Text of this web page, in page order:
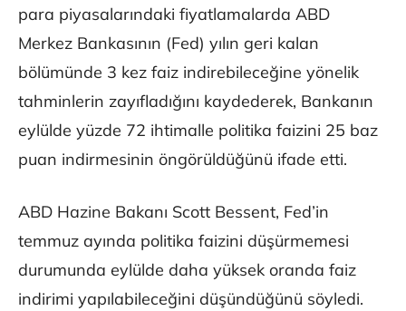
para piyasalarındaki fiyatlamalarda ABD
Merkez Bankasının (Fed) yılın geri kalan
bölümünde 3 kez faiz indirebileceğine yönelik
tahminlerin zayıfladığını kaydederek, Bankanın
eylülde yüzde 72 ihtimalle politika faizini 25 baz
puan indirmesinin öngörüldüğünü ifade etti.
ABD Hazine Bakanı Scott Bessent, Fed’in
temmuz ayında politika faizini düşürmemesi
durumunda eylülde daha yüksek oranda faiz
indirimi yapılabileceğini düşündüğünü söyledi.